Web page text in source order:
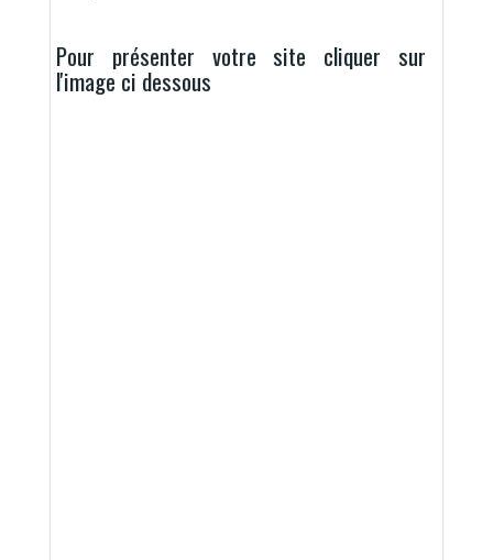
Pour présenter votre site cliquer sur
l'image ci dessous